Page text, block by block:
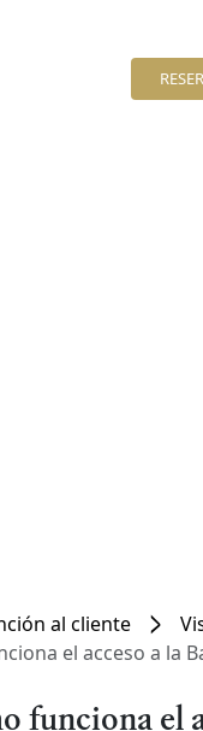
al cliente
el acceso a la Basílica con la
funciona el